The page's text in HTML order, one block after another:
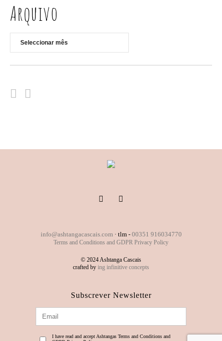
Arquivo
info@ashtangacascais.com· tlm - 00351 916034770
Terms and Conditions and GDPR Privacy Policy
© 2024 Ashtanga Cascais
crafted by ing infinitive concepts
Subscrever Newsletter
I have read and accept Ashtangas Terms and Conditions and